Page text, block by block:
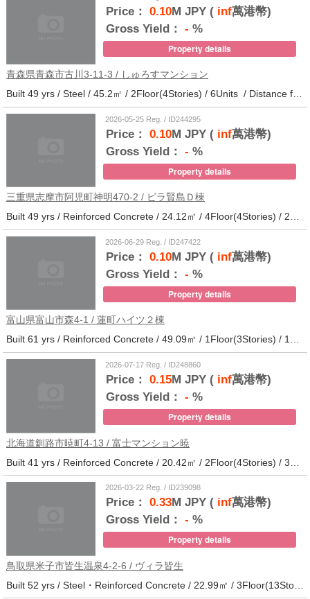
Price： 0.10M JPY (inf萬港幣)
Gross Yield： - %
Property details
青森県青森市古川3-11-3 / しゅろすマンション
Built 49 yrs / Steel / 45.2㎡ / 2Floor(4Stories) / 6Units / Distance from the station.11
2026-05-25 Reg. / ID244295
Price： 0.10M JPY (inf萬港幣)
Gross Yield： - %
Property details
三重県志摩市阿児町神明470-2 / ビラ賢島Ｄ棟
Built 49 yrs / Reinforced Concrete / 24.12㎡ / 4Floor(4Stories) / 25Units / Distance from the station.14
2026-06-29 Reg. / ID247422
Price： 0.10M JPY (inf萬港幣)
Gross Yield： - %
Property details
富山県富山市森4-1 / 蓮町ハイツ２棟
Built 61 yrs / Reinforced Concrete / 49.09㎡ / 1Floor(3Stories) / 12Units / Distance from the station.9
2026-07-17 Reg. / ID248860
Price： 0.15M JPY (inf萬港幣)
Gross Yield： - %
Property details
北海道釧路市暁町4-13 / 富士マンション暁
2026-03-22 Reg. / ID239098
Price： 0.33M JPY (inf萬港幣)
Gross Yield： - %
Property details
鳥取県米子市皆生温泉4-2-6 / ヴィラ皆生
Built 52 yrs / Steel・Reinforced Concrete / 22.99㎡ / 3Floor(13Stories) / 138Units / Distance from the station.